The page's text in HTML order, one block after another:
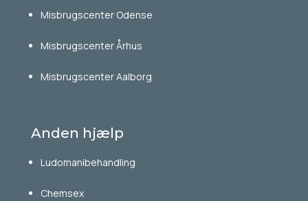
Misbrugscenter Odense
Misbrugscenter Århus
Misbrugscenter Aalborg
Anden hjælp
Ludomanibehandling
Chemsex